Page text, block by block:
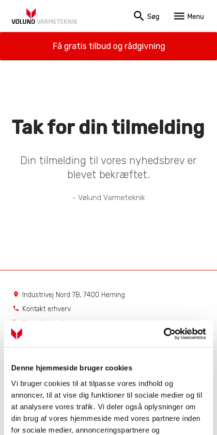
Denne hjemmeside bruger cookies
Vi bruger cookies til at tilpasse vores indhold og
annoncer, til at vise dig funktioner til sociale medier og til
at analysere vores trafik. Vi deler også oplysninger om
din brug af vores hjemmeside med vores partnere inden
for sociale medier, annonceringspartnere og
search Søg menu Menu
Få gratis tilbud og rådgivning
Tak for din tilmelding
Din tilmelding til vores nyhedsbrev er
blevet bekræftet.
- Vølund Varmeteknik
location_on Industrivej Nord 7B, 7400 Herning
phone Kontakt erhverv
phone Kontakt private
Dit serviceabonnement
Bestil serviceabonnement
NIBE Uplink
Mandag - torsdag